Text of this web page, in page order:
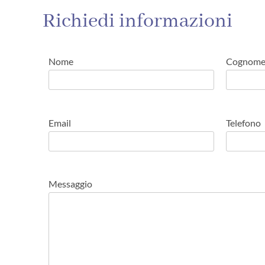
Richiedi informazioni
Nome
Email Telefono
Messaggio